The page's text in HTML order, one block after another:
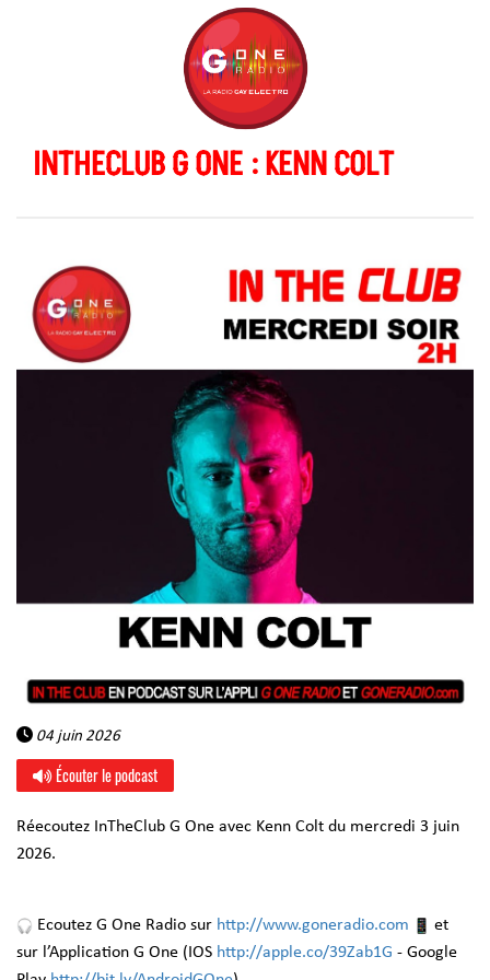
INTHECLUB G ONE : KENN COLT
04 juin 2026
Écouter le podcast
Réecoutez InTheClub G One avec Kenn Colt du mercredi 3 juin
2026.
Ecoutez G One Radio sur http://www.goneradio.com
et
sur l’Application G One (IOS http://apple.co/39Zab1G - Google